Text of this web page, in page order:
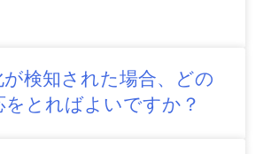
が検知された場合、どの
をとればよいですか？